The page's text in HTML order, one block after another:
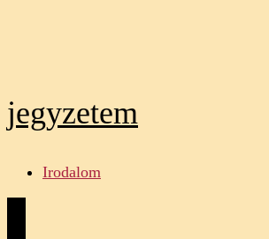
jegyzetem
Irodalom